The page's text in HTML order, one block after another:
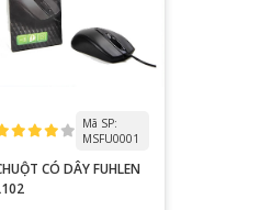
Mã SP:
MSFU0001
CÓ DÂY FUHLEN